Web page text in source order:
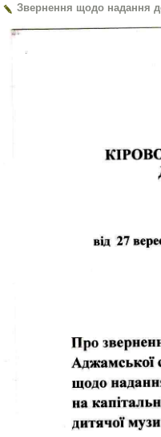
Звернення щодо надання